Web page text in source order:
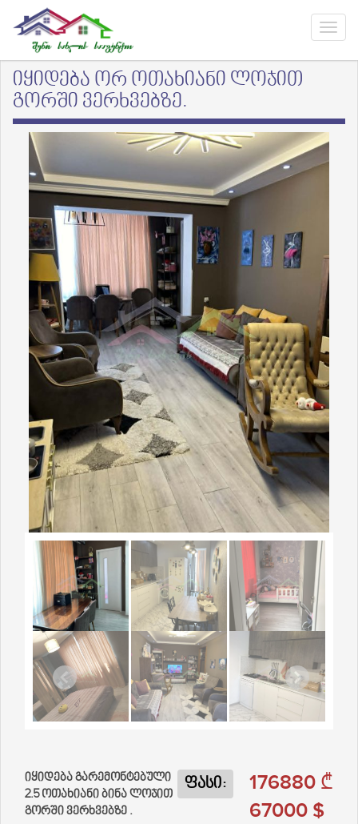
იყიდება ორ ოთახიანი ლოჯით
გორში ვერხვებზე.
176880 ₾
67000 $
ფასი:
იყიდება გარემონტებული
2.5 ოთახიანი ბინა ლოჯით
გორში ვერხვებზე .